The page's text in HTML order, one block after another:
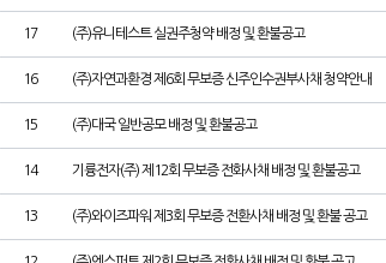
17 (주)유니테스트 실권주청약 배정 및 환불공고
16 (주)자연과환경 제6회 무보증 신주인수권부사채 청약안내
15 (주)대국 일반공모 배정 및 환불공고
14 기륭전자(주) 제12회 무보증 전화사채 배정 및 환불공고
13 (주)와이즈파워 제3회 무보증 전환사채 배정 및 환불 공고